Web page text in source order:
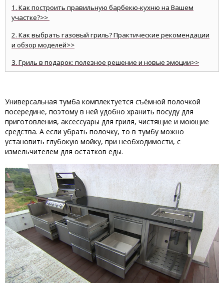
1. Как построить правильную барбекю-кухню на Вашем
участке?>>
2. Как выбрать газовый гриль? Практические рекомендации
и обзор моделей>>
3. Гриль в подарок: полезное решение и новые эмоции>>
Универсальная тумба комплектуется съёмной полочкой
посередине, поэтому в ней удобно хранить посуду для
приготовления, аксессуары для гриля, чистящие и моющие
средства. А если убрать полочку, то в тумбу можно
установить глубокую мойку, при необходимости, с
измельчителем для остатков еды.